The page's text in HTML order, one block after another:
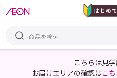
こちらは見学
お届けエリアの確認はこち